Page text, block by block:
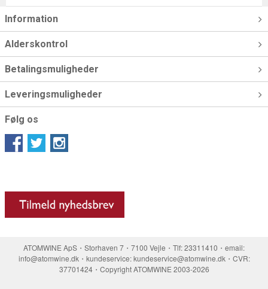
Information
Alderskontrol
Betalingsmuligheder
Leveringsmuligheder
Følg os
ATOMWINE ApS・Storhaven 7・7100 Vejle・Tlf: 23311410・email:
info@atomwine.dk・kundeservice: kundeservice@atomwine.dk・CVR:
37701424・Copyright ATOMWINE 2003-2026